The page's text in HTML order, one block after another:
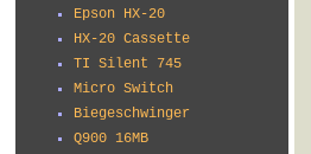
Epson HX-20
HX-20 Cassette
TI Silent 745
Micro Switch
Biegeschwinger
Q900 16MB